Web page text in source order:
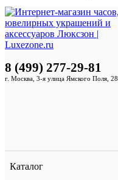
Каталог
8 (499) 277-29-81
г. Москва, 3-я улица Ямского Поля, 28